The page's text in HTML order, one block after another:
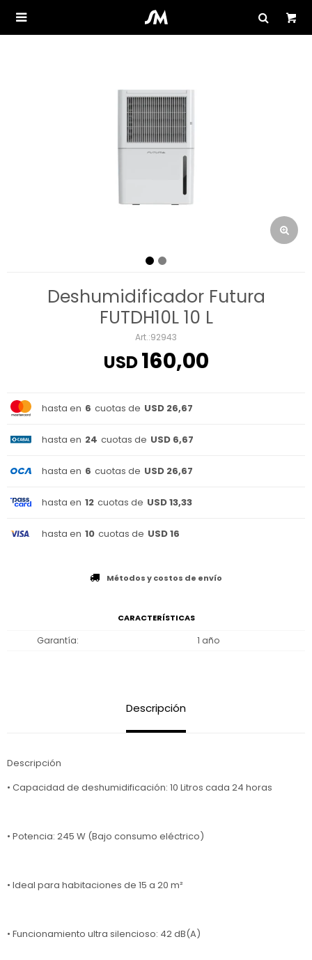

Deshumidificador Futura
FUTDH10L 10 L
92943
USD160,00
hasta en 6 cuotas de USD 26,67
hasta en 24 cuotas de USD 6,67
hasta en 6 cuotas de USD 26,67
hasta en 12 cuotas de USD 13,33
hasta en 10 cuotas de USD 16
Métodos y costos de envío
CARACTERÍSTICAS
Garantía 1 año
Descripción
Descripción
• Capacidad de deshumidificación: 10 Litros cada 24 horas
• Potencia: 245 W (Bajo consumo eléctrico)
• Ideal para habitaciones de 15 a 20 m²
• Funcionamiento ultra silencioso: 42 dB(A)